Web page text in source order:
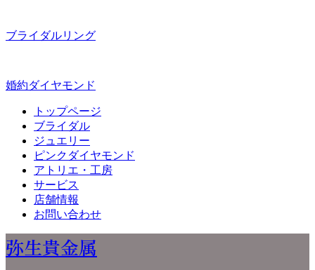
ブライダルリング
婚約ダイヤモンド
トップページ
ブライダル
ジュエリー
ピンクダイヤモンド
アトリエ・工房
サービス
店舗情報
お問い合わせ
弥生貴金属